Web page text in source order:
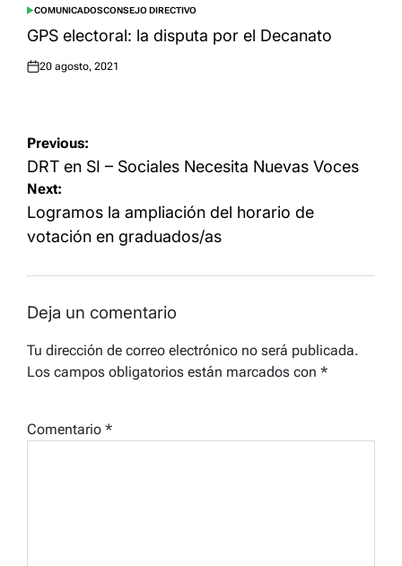
POSTED
IN
COMUNICADOSCONSEJO DIRECTIVO
GPS electoral: la disputa por el Decanato
Posted
20 agosto, 2021
Navegación
de
entradas
Previous:
DRT en SI – Sociales Necesita Nuevas Voces
Next:
Logramos la ampliación del horario de
votación en graduados/as
Deja un comentario
Tu dirección de correo electrónico no será publicada.
Los campos obligatorios están marcados con *
Comentario *